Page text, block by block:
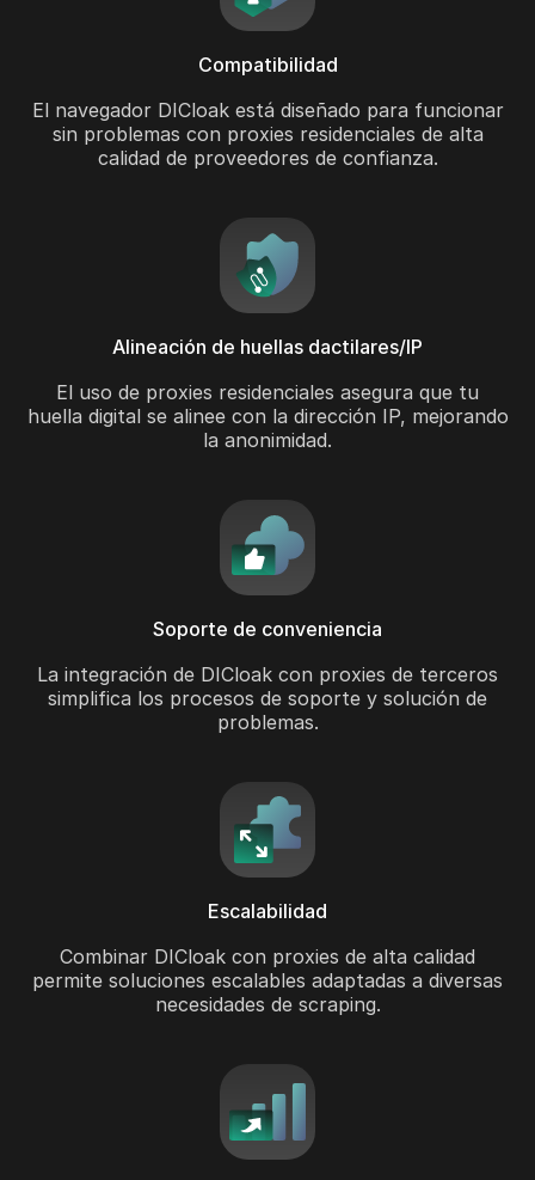
Compatibilidad
El navegador DICloak está diseñado para funcionar
sin problemas con proxies residenciales de alta
calidad de proveedores de confianza.
Alineación de huellas dactilares/IP
El uso de proxies residenciales asegura que tu
huella digital se alinee con la dirección IP, mejorando
la anonimidad.
Soporte de conveniencia
La integración de DICloak con proxies de terceros
simplifica los procesos de soporte y solución de
problemas.
Escalabilidad
Combinar DICloak con proxies de alta calidad
permite soluciones escalables adaptadas a diversas
necesidades de scraping.